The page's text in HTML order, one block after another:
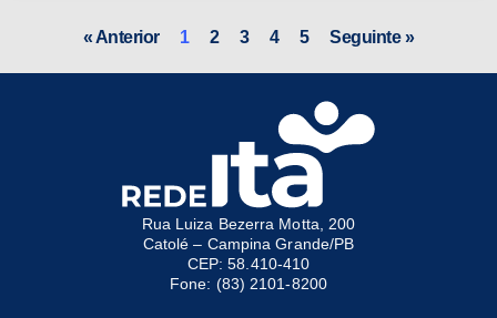
« Anterior 1 2 3 4 5 Seguinte »
Rua Luiza Bezerra Motta, 200
Catolé – Campina Grande/PB
CEP: 58.410-410
Fone: (83) 2101-8200